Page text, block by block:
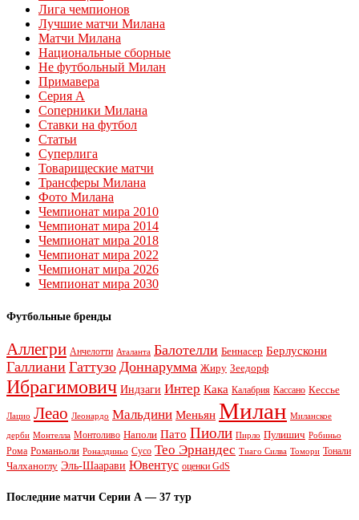
Лига чемпионов
Лучшие матчи Милана
Матчи Милана
Национальные сборные
Не футбольный Милан
Примавера
Серия А
Соперники Милана
Ставки на футбол
Статьи
Суперлига
Товарищеские матчи
Трансферы Милана
Фото Милана
Чемпионат мира 2010
Чемпионат мира 2014
Чемпионат мира 2018
Чемпионат мира 2022
Чемпионат мира 2026
Чемпионат мира 2030
Футбольные бренды
Аллегри Анчелотти Аталанта Балотелли Беннасер Берлускони
Галлиани Гаттузо Доннарумма Жиру Зеедорф
Ибрагимович Индзаги Интер Кака Калабрия Кассано Кессье
Лацио Леао Леонардо Мальдини Меньян Милан Миланское
дерби Монтелла Монтоливо Наполи Пато Пиоли Пирло Пулишич Робиньо
Рома Романьоли Роналдиньо Сусо Тео Эрнандес Тиаго Силва Томори Тонали
Чалханоглу Эль-Шаарави Ювентус оценки GdS
Последние матчи Серии А — 37 тур